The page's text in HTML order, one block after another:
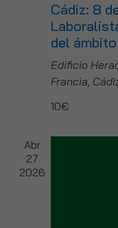
Cádiz: 8
del
Edificio
Francia,
10€
Abr
27
2026